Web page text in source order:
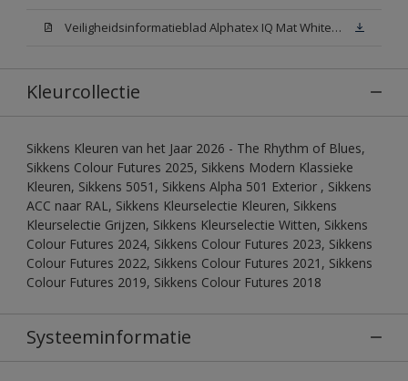
Veiligheidsinformatieblad Alphatex IQ Mat White W05 (MSDS)
Kleurcollectie
Sikkens Kleuren van het Jaar 2026 - The Rhythm of Blues,
Sikkens Colour Futures 2025, Sikkens Modern Klassieke
Kleuren, Sikkens 5051, Sikkens Alpha 501 Exterior , Sikkens
ACC naar RAL, Sikkens Kleurselectie Kleuren, Sikkens
Kleurselectie Grijzen, Sikkens Kleurselectie Witten, Sikkens
Colour Futures 2024, Sikkens Colour Futures 2023, Sikkens
Colour Futures 2022, Sikkens Colour Futures 2021, Sikkens
Colour Futures 2019, Sikkens Colour Futures 2018
Systeeminformatie